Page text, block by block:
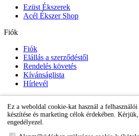
Ezüst Ékszerek
Acél Ékszer Shop
Fiók
Fiók
Elállás a szerződéstől
Rendelés követés
Kívánságlista
Hírlevél
Gyermek Ékszer Shop
Ez a weboldal cookie-kat használ a
készítése és marketing célok érdekében.
engedélyezel.